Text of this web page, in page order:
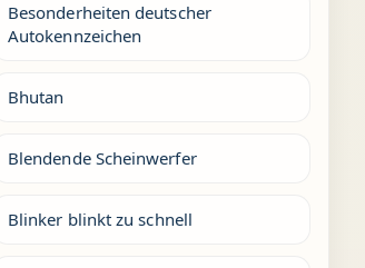
Besonderheiten deutscher
Autokennzeichen
Bhutan
Blendende Scheinwerfer
Blinker blinkt zu schnell